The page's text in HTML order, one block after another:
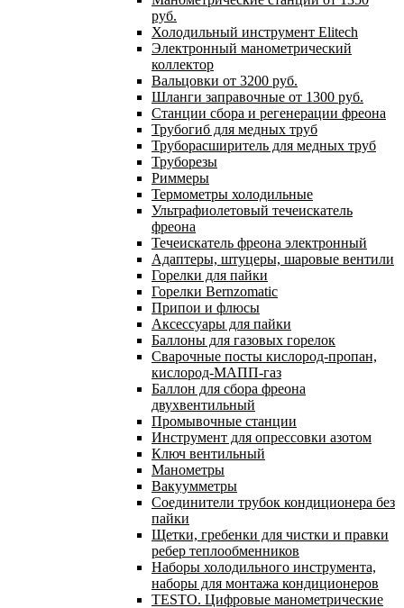
руб.
Холодильный инструмент Elitech
Электронный манометрический
коллектор
Вальцовки от 3200 руб.
Шланги заправочные от 1300 руб.
Станции сбора и регенерации фреона
Трубогиб для медных труб
Труборасширитель для медных труб
Труборезы
Риммеры
Термометры холодильные
Ультрафиолетовый течеискатель
фреона
Течеискатель фреона электронный
Адаптеры, штуцеры, шаровые вентили
Горелки для пайки
Горелки Bernzomatic
Припои и флюсы
Аксессуары для пайки
Баллоны для газовых горелок
Сварочные посты кислород-пропан,
кислород-МАПП-газ
Баллон для сбора фреона
двухвентильный
Промывочные станции
Инструмент для опрессовки азотом
Ключ вентильный
Манометры
Вакуумметры
Соединители трубок кондиционера без
пайки
Щетки, гребенки для чистки и правки
ребер теплообменников
Наборы холодильного инструмента,
наборы для монтажа кондиционеров
TESTO. Цифровые манометрические